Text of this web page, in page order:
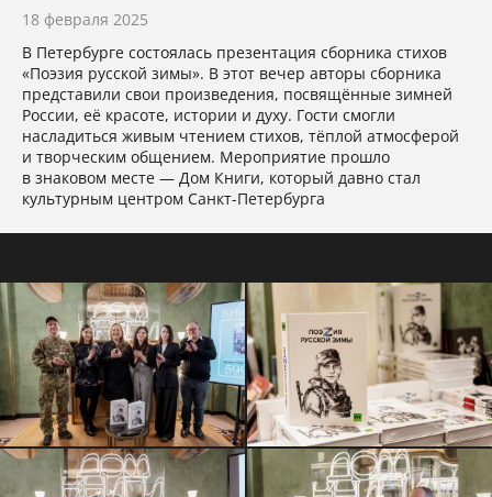
18 февраля 2025
В Петербурге состоялась презентация сборника стихов
«Поэзия русской зимы». В этот вечер авторы сборника
представили свои произведения, посвящённые зимней
России, её красоте, истории и духу. Гости смогли
насладиться живым чтением стихов, тёплой атмосферой
и творческим общением. Мероприятие прошло
в знаковом месте — Дом Книги, который давно стал
культурным центром Санкт-Петербурга